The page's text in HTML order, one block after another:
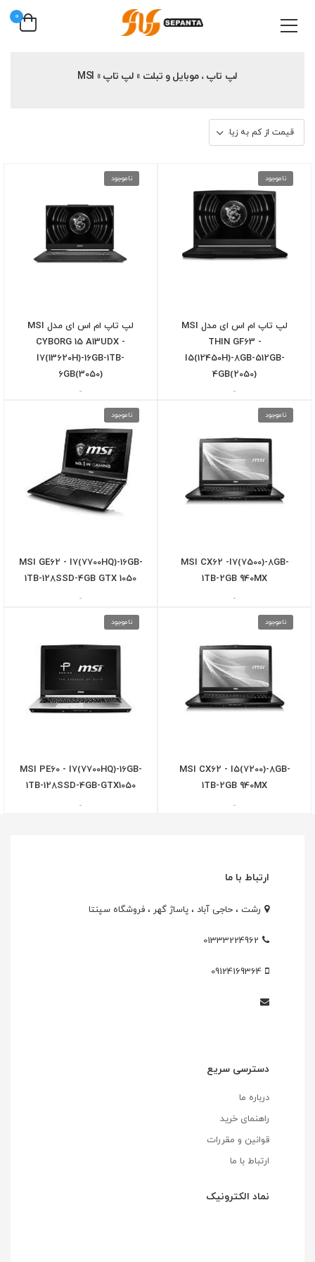
0
لپ تاپ ، موبایل و تبلت » لپ تاپ » MSI
ناموجود
لپ تاپ ام اس ای مدل MSI
THIN GF63 -
I5(12450H)-8GB-512GB-
4GB(2050)
-
ناموجود
لپ تاپ ام اس ای مدل MSI
CYBORG 15 A13UDX -
I7(13620H)-16GB-1TB-
6GB(3050)
-
ناموجود
MSI CX62 -I7(7500)-8GB-
1TB-2GB 940MX
-
ناموجود
MSI GE62 - I7(7700HQ)-16GB-
1TB-128SSD-4GB GTX 1050
-
ناموجود
MSI CX62 - I5(7200)-8GB-
1TB-2GB 940MX
-
ناموجود
MSI PE60 - I7(7700HQ)-16GB-
1TB-128SSD-4GB-GTX1050
-
ارتباط با ما
رشت ، حاجی آباد ، پاساژ گهر ، فروشگاه سپنتا
01333224962
09124169364
دسترسی سریع
درباره ما
راهنمای خرید
قوانین و مقررات
ارتباط با ما
نماد الکترونیک